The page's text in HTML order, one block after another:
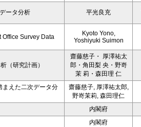
ータ分析 平光良充
Survey Data
Kyoto Yono,
Yoshiyuki Suimon
（研究計画）
齋藤慈子・ 厚澤祐太
郎・角田梨 央・野嵜
茉 莉・森田理 仁
まえた二次データ分
齋藤慈子, 厚澤祐太郎,
野嵜茉莉, 森田理仁
内閣府
内閣府